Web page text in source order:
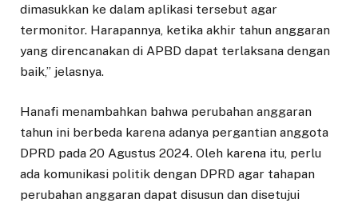
dimasukkan ke dalam aplikasi tersebut agar
termonitor. Harapannya, ketika akhir tahun anggaran
yang direncanakan di APBD dapat terlaksana dengan
baik,” jelasnya.
Hanafi menambahkan bahwa perubahan anggaran
tahun ini berbeda karena adanya pergantian anggota
DPRD pada 20 Agustus 2024. Oleh karena itu, perlu
ada komunikasi politik dengan DPRD agar tahapan
perubahan anggaran dapat disusun dan disetujui